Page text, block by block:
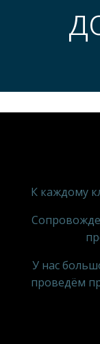
К каждому
У нас
проведём